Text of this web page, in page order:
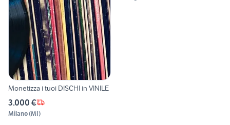
Monetizza i tuoi DISCHI in VINILE
3.000 €
Milano(MI)